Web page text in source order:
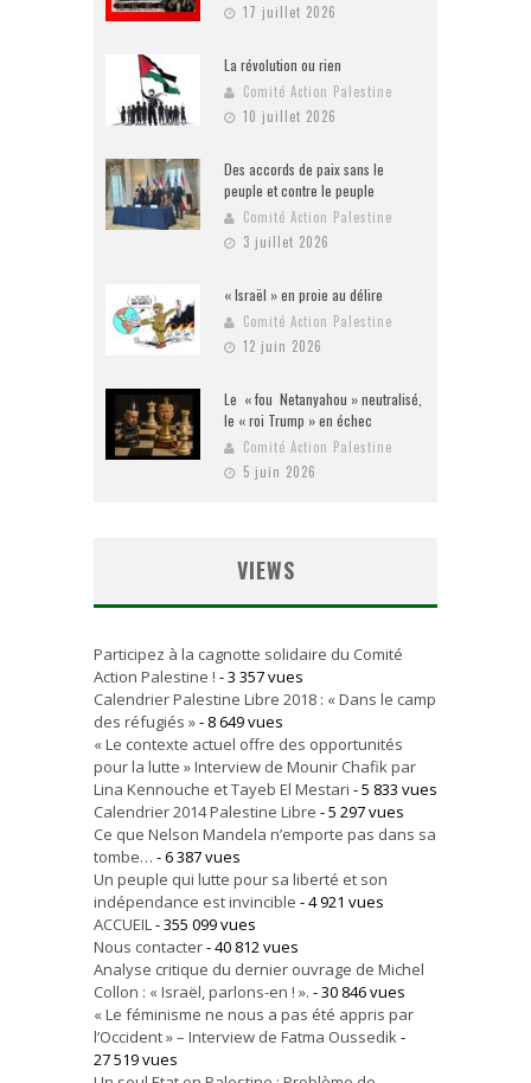
17 juillet 2026
La révolution ou rien
Comité Action Palestine
10 juillet 2026
Des accords de paix sans le
peuple et contre le peuple
Comité Action Palestine
3 juillet 2026
« Israël » en proie au délire
Comité Action Palestine
12 juin 2026
Le « fou Netanyahou » neutralisé,
le « roi Trump » en échec
Comité Action Palestine
5 juin 2026
VIEWS
Participez à la cagnotte solidaire du Comité
Action Palestine ! - 3 357 vues
Calendrier Palestine Libre 2018 : « Dans le camp
des réfugiés »- 8 649 vues
« Le contexte actuel offre des opportunités
pour la lutte » Interview de Mounir Chafik par
Lina Kennouche et Tayeb El Mestari - 5 833 vues
Calendrier 2014 Palestine Libre - 5 297 vues
Ce que Nelson Mandela n’emporte pas dans sa
tombe… - 6 387 vues
Un peuple qui lutte pour sa liberté et son
indépendance est invincible - 4 921 vues
ACCUEIL- 355 099 vues
Nous contacter- 40 812 vues
Analyse critique du dernier ouvrage de Michel
Collon : « Israël, parlons-en ! ». - 30 846 vues
« Le féminisme ne nous a pas été appris par
l’Occident » – Interview de Fatma Oussedik-
27 519 vues